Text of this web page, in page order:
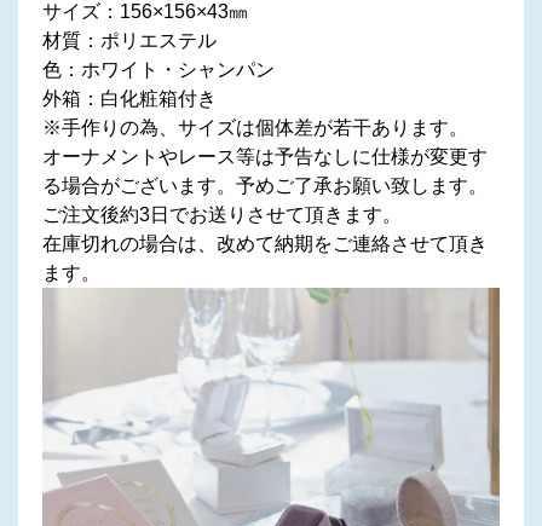
サイズ：156×156×43㎜
材質：ポリエステル
色：ホワイト・シャンパン
外箱：白化粧箱付き
※手作りの為、サイズは個体差が若干あります。
オーナメントやレース等は予告なしに仕様が変更す
る場合がございます。予めご了承お願い致します。
ご注文後約3日でお送りさせて頂きます。
在庫切れの場合は、改めて納期をご連絡させて頂き
ます。